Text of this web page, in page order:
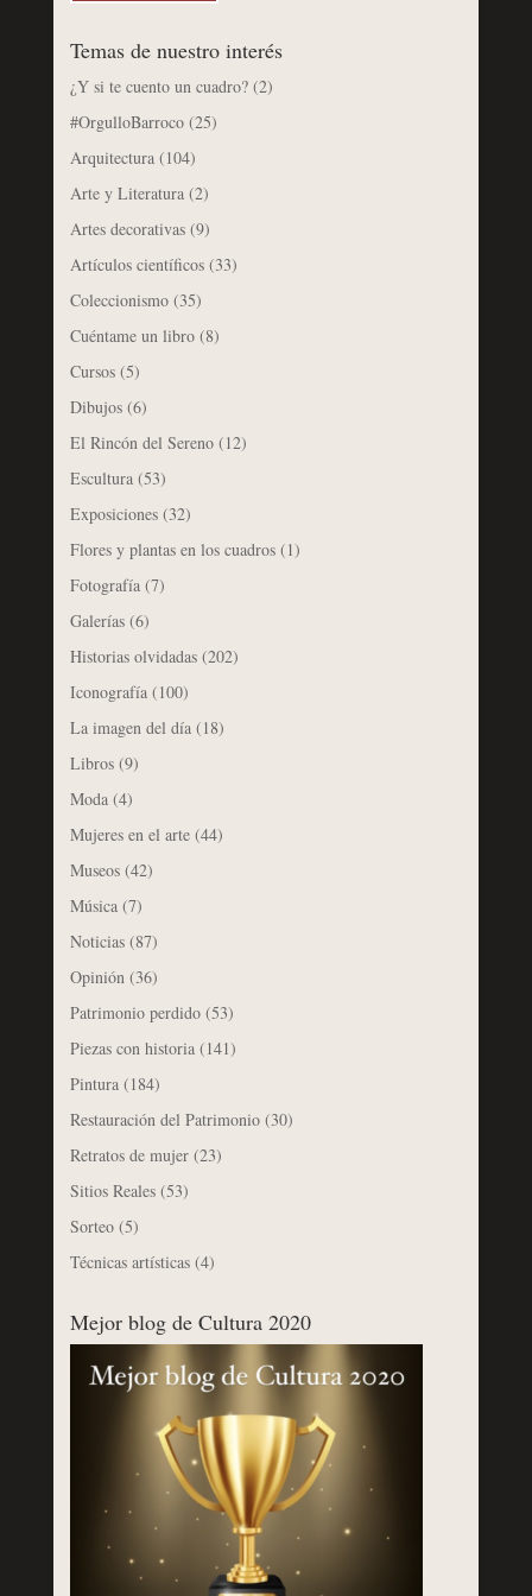
Temas de nuestro interés
¿Y si te cuento un cuadro?(2)
#OrgulloBarroco(25)
Arquitectura(104)
Arte y Literatura(2)
Artes decorativas(9)
Artículos científicos(33)
Coleccionismo(35)
Cuéntame un libro(8)
Cursos(5)
Dibujos(6)
El Rincón del Sereno(12)
Escultura(53)
Exposiciones(32)
Flores y plantas en los cuadros(1)
Fotografía(7)
Galerías(6)
Historias olvidadas(202)
Iconografía(100)
La imagen del día(18)
Libros(9)
Moda(4)
Mujeres en el arte(44)
Museos(42)
Música(7)
Noticias(87)
Opinión (36)
Patrimonio perdido(53)
Piezas con historia(141)
Pintura(184)
Restauración del Patrimonio(30)
Retratos de mujer(23)
Sitios Reales(53)
Sorteo(5)
Técnicas artísticas(4)
Mejor blog de Cultura 2020